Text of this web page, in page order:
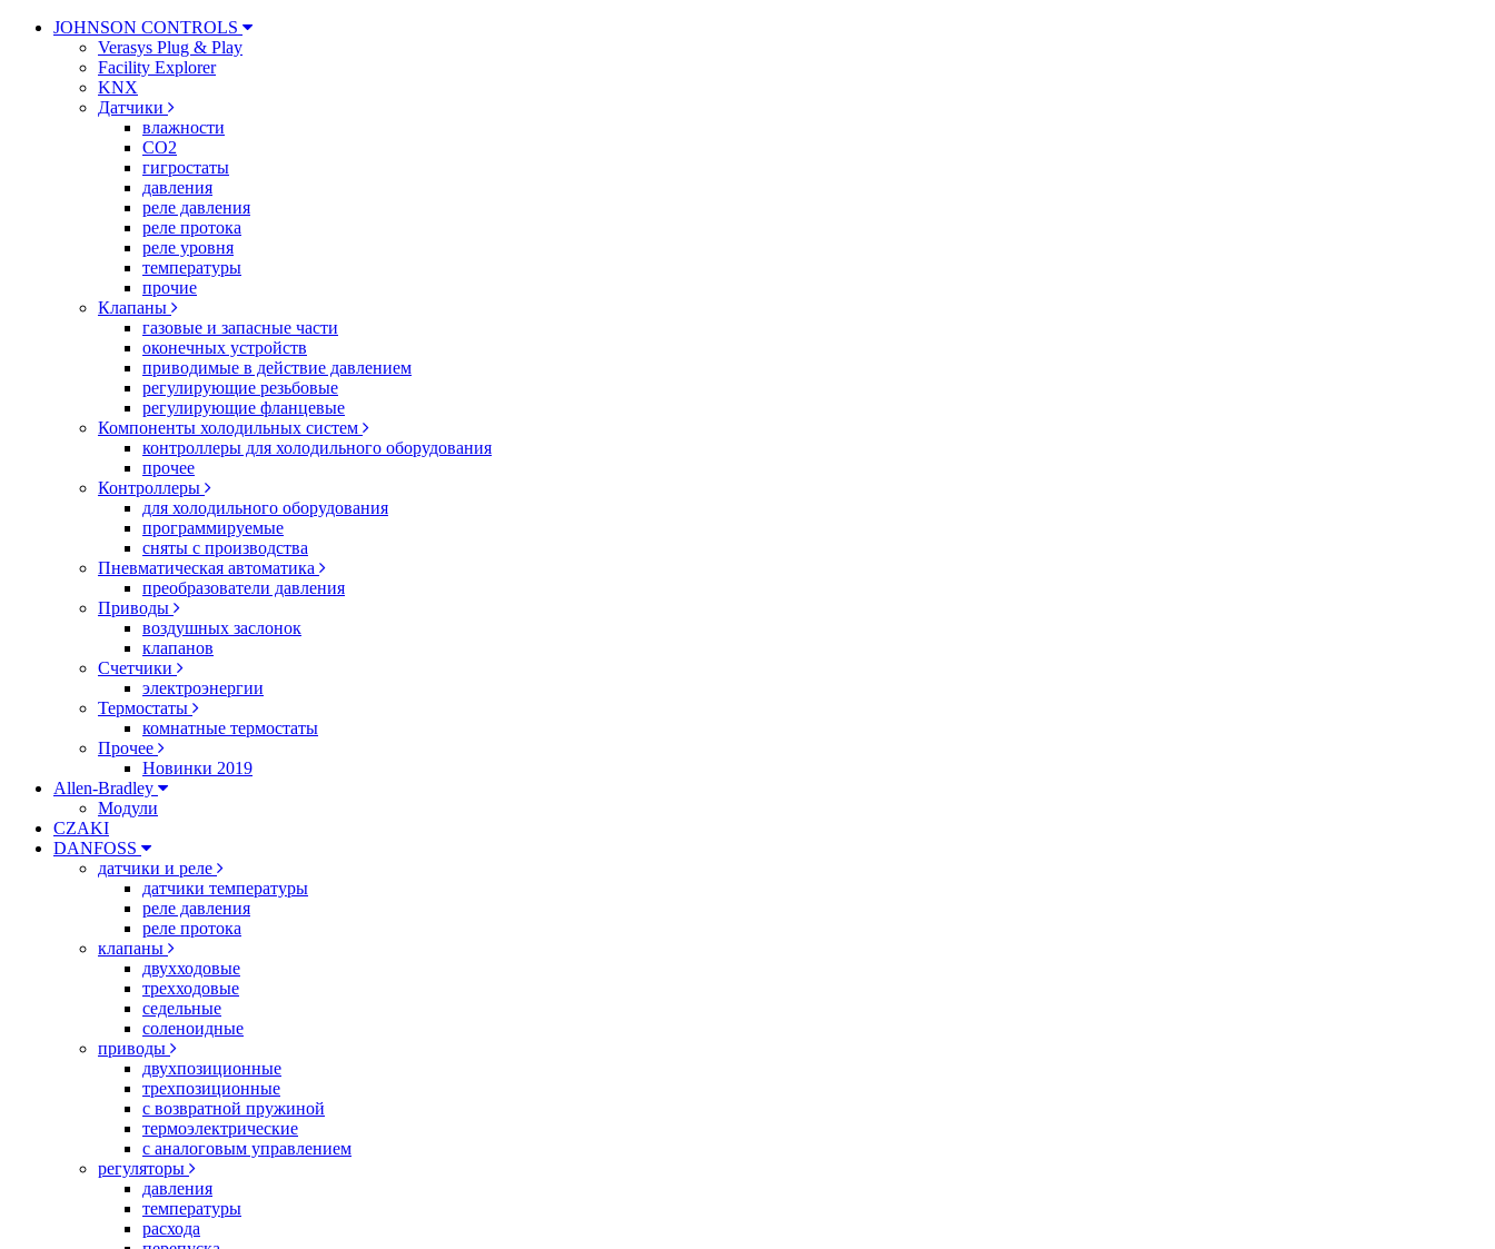
JOHNSON CONTROLS
Verasys Plug & Play
Facility Explorer
KNX
Датчики
влажности
CO2
гигростаты
давления
реле давления
реле протока
реле уровня
температуры
прочие
Клапаны
газовые и запасные части
оконечных устройств
приводимые в действие давлением
регулирующие резьбовые
регулирующие фланцевые
Компоненты холодильных систем
контроллеры для холодильного оборудования
прочее
Контроллеры
для холодильного оборудования
программируемые
сняты с производства
Пневматическая автоматика
преобразователи давления
Приводы
воздушных заслонок
клапанов
Счетчики
электроэнергии
Термостаты
комнатные термостаты
Прочее
Новинки 2019
Allen-Bradley
Модули
CZAKI
DANFOSS
датчики и реле
датчики температуры
реле давления
реле протока
клапаны
двухходовые
трехходовые
седельные
соленоидные
приводы
двухпозиционные
трехпозиционные
с возвратной пружиной
термоэлектрические
с аналоговым управлением
регуляторы
давления
температуры
расхода